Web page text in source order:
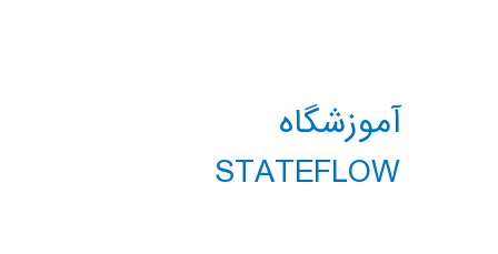
آموزشگاه
STATEFLOW